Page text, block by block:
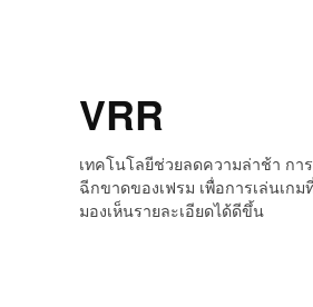
VRR
เทคโนโลยีช่วยลดความล่าช้า กา
ฉีกขาดของเฟรม เพื่อการเล่นเกม
มองเห็นรายละเอียดได้ดีขึ้น